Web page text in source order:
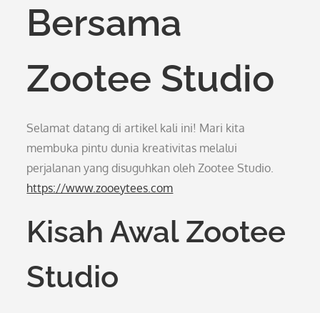
Bersama
Zootee Studio
Selamat datang di artikel kali ini! Mari kita
membuka pintu dunia kreativitas melalui
perjalanan yang disuguhkan oleh Zootee Studio.
https://www.zooeytees.com
Kisah Awal Zootee
Studio